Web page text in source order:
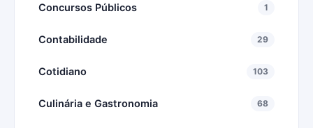
Concursos Públicos 1
Contabilidade 29
Cotidiano 103
Culinária e Gastronomia 68